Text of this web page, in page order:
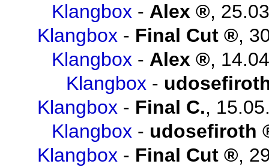
Klangbox - Alex ,
Klangbox - Final Cut ,
Klangbox - Alex ,
Klangbox -
Klangbox - Final C.,
Klangbox - udosefiroth
Klangbox - Final Cut ,